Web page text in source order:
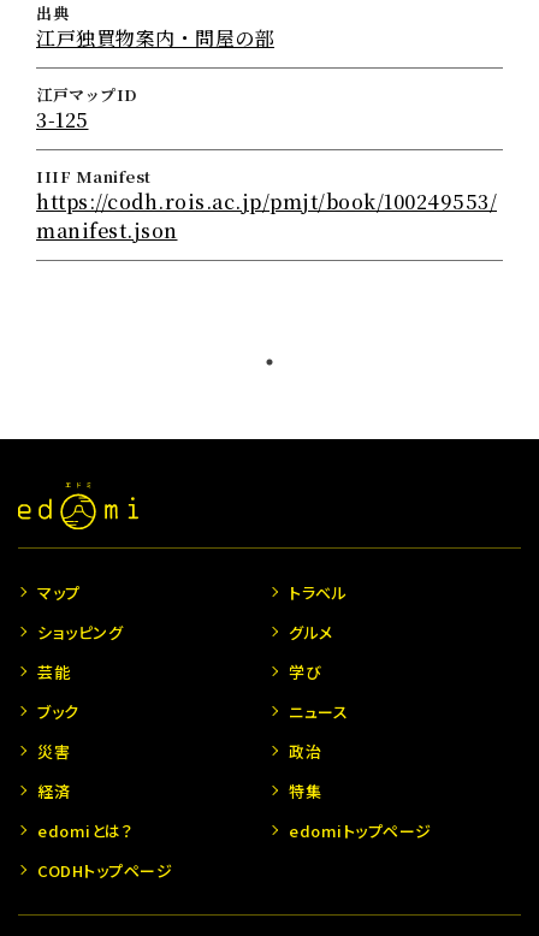
出典
江戸独買物案内・問屋の部
江戸マップID
3-125
IIIF Manifest
https://codh.rois.ac.jp/pmjt/book/100249553/
manifest.json
マップ
トラベル
ショッピング
グルメ
芸能
学び
ブック
ニュース
災害
政治
経済
特集
edomiとは？
edomiトップページ
CODHトップページ